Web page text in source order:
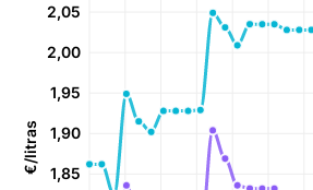
2,05
2,00
1,95
1,90
1,85
€/litras